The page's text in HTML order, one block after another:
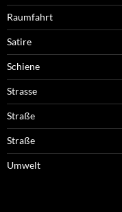
Raumfahrt
Satire
Schiene
Strasse
Straße
Straße
Umwelt